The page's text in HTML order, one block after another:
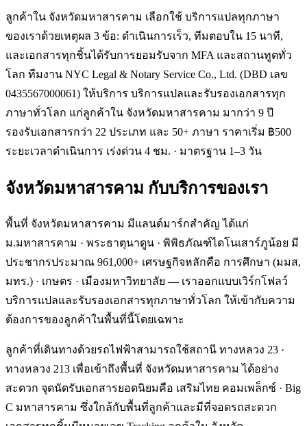
ลูกค้าใน จังหวัดมหาสารคาม เลือกใช้ บริการแปลทุกภาษา
ของเราด้วยเหตุผล 3 ข้อ: ดำเนินการเร็ว, ทีมตอบใน 15 นาที,
และเอกสารทุกชิ้นได้รับการยอมรับจาก MFA และสถานทูตทั่ว
โลก ทีมงาน NYC Legal & Notary Service Co., Ltd. (DBD เลข
0435567000061) ให้บริการ บริการแปลและรับรองเอกสารทุก
ภาษาทั่วโลก แก่ลูกค้าใน จังหวัดมหาสารคาม มากว่า 9 ปี
รองรับเอกสารกว่า 22 ประเภท และ 50+ ภาษา ราคาเริ่ม ฿500
ระยะเวลาดำเนินการ เร่งด่วน 4 ชม. · มาตรฐาน 1–3 วัน
จังหวัดมหาสารคาม กับบริการของเรา
พื้นที่ จังหวัดมหาสารคาม มีแลนด์มาร์กสำคัญ ได้แก่
ม.มหาสารคาม · พระธาตุนาดูน · พิพิธภัณฑ์ไดโนเสาร์ภูน้อย มี
ประชากรประมาณ 961,000+ เศรษฐกิจหลักคือ การศึกษา (มมส,
มทร.) · เกษตร · เมืองมหาวิทยาลัย — เราออกแบบเวิร์กโฟลว์
บริการแปลและรับรองเอกสารทุกภาษาทั่วโลก ให้เข้ากับความ
ต้องการของลูกค้าในพื้นที่นี้โดยเฉพาะ
ลูกค้าที่เดินทางด้วยรถไฟฟ้าสามารถใช้สถานี ทางหลวง 23 ·
ทางหลวง 213 เพื่อเข้าถึงพื้นที่ จังหวัดมหาสารคาม ได้อย่าง
สะดวก จุดนัดรับเอกสารยอดนิยมคือ เสริมไทย คอมเพล็กซ์ · Big
C มหาสารคาม ซึ่งใกล้กับพื้นที่ลูกค้าและมีที่จอดรถสะดวก